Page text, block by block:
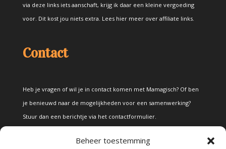
Beheer toestemming
via deze links iets aanschaft, krijg ik daar een kleine vergoeding
voor. Dit kost jou niets extra. Lees hier meer over affiliate links.
Contact
Heb je vragen of wil je in contact komen met Mamagisch? Of ben
je benieuwd naar de mogelijkheden voor een samenwerking?
Stuur dan een berichtje via het contactformulier.